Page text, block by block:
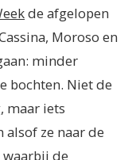
de afgelopen
Moroso en
minder
bochten. Niet de
maar iets
ze naar de
waarbij de